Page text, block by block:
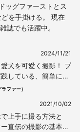
ッグファーストとス
を手掛ける。 現在
誌でも活躍中。
2024/11/21
犬を可愛く撮影！ プ
している、簡単に映
ファー）
2021/10/02
上手に撮る方法と
直伝の撮影の基本